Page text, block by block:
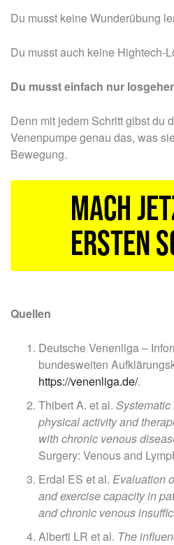
Du musst keine Wunderübung
Du musst auch keine Hightech-
Du musst einfach nur
Denn mit jedem Schritt gibst du
Venenpumpe genau das, was
Bewegung.
Mach
ersten
Quellen
Deutsche Venenliga –
bundesweiten
https://venenliga.de/.
Thibert A. et al.
physical activity and
with chronic venous
Surgery: Venous and
Erdal ES et al. Evaluation
and exercise capacity in
and chronic venous
Alberti LR et al. The